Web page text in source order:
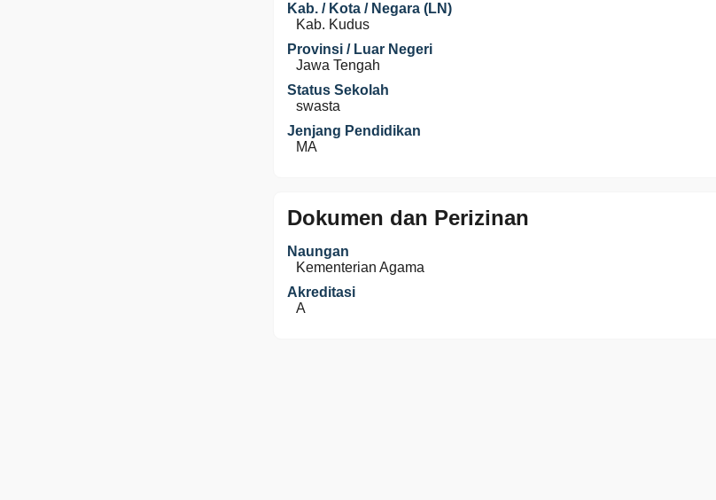
Kab. / Kota / Negara (LN)
Kab. Kudus
Provinsi / Luar Negeri
Jawa Tengah
Status Sekolah
swasta
Jenjang Pendidikan
MA
Dokumen dan Perizinan
Naungan
Kementerian Agama
Akreditasi
A